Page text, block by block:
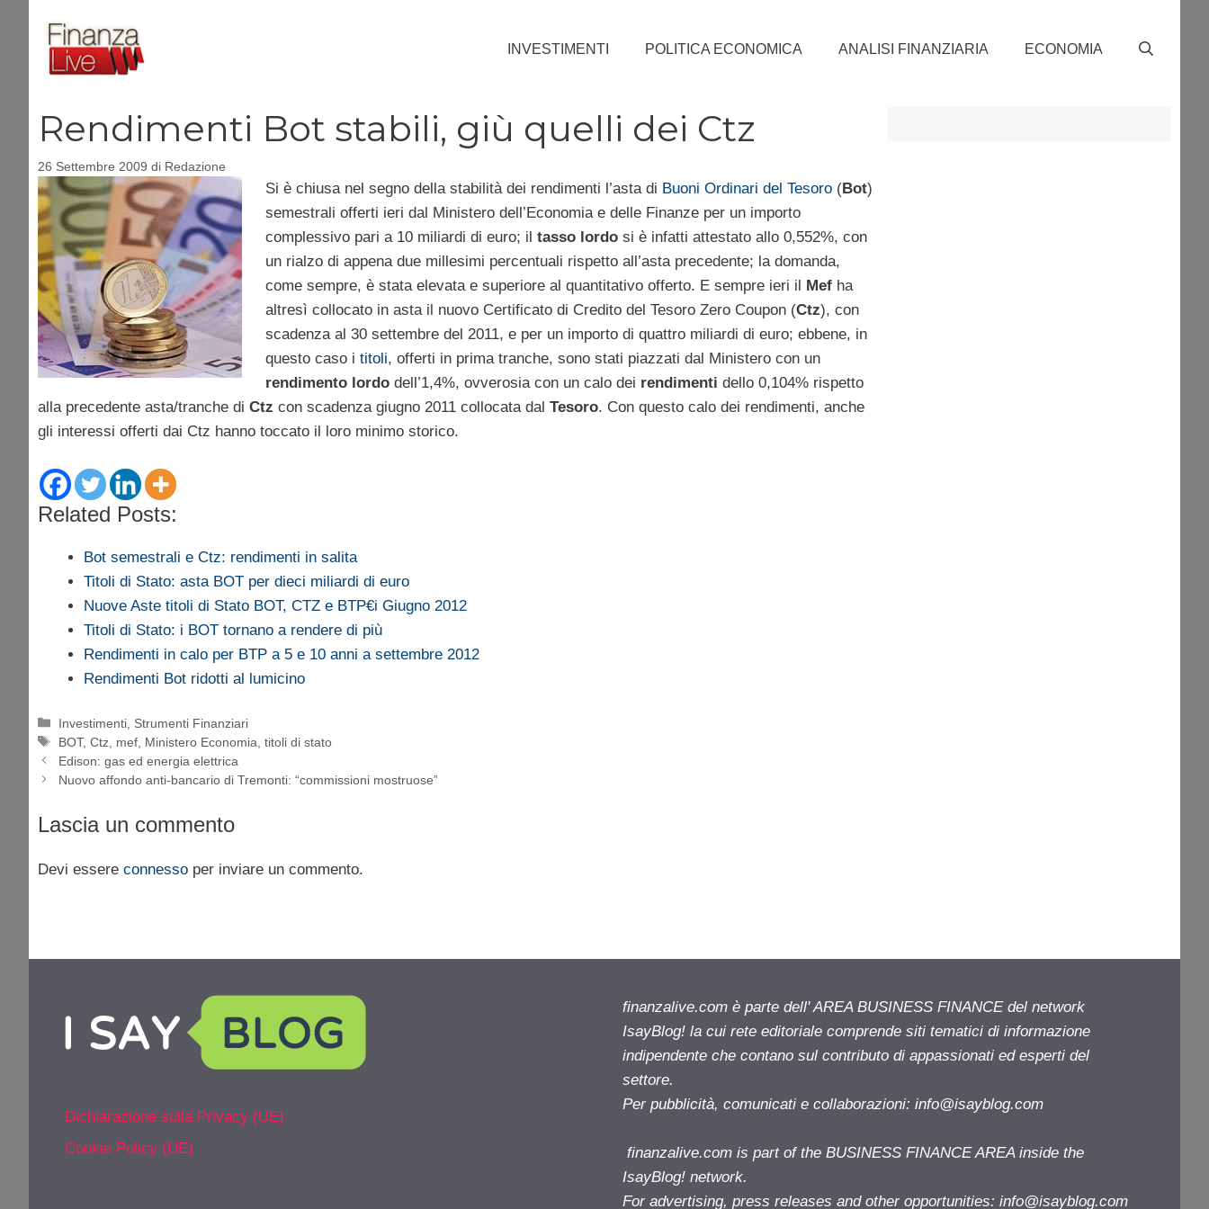
contenuto
INVESTIMENTI POLITICA ECONOMICA ANALISI FINANZIARIA ECONOMIA
Rendimenti Bot stabili, giù quelli dei Ctz
26 Settembre 2009 di Redazione
Si è chiusa nel segno della stabilità dei rendimenti l’asta di Buoni Ordinari del Tesoro(Bot)
semestrali offerti ieri dal Ministero dell’Economia e delle Finanze per un importo
complessivo pari a 10 miliardi di euro; il tasso lordosi è infatti attestato allo 0,552%, con
un rialzo di appena due millesimi percentuali rispetto all’asta precedente; la domanda,
come sempre, è stata elevata e superiore al quantitativo offerto. E sempre ieri il Mef ha
altresì collocato in asta il nuovo Certificato di Credito del Tesoro Zero Coupon (Ctz), con
scadenza al 30 settembre del 2011, e per un importo di quattro miliardi di euro; ebbene, in
questo caso i titoli, offerti in prima tranche, sono stati piazzati dal Ministero con un
rendimento lordodell’1,4%, ovverosia con un calo dei rendimenti dello 0,104% rispetto
alla precedente asta/tranche di Ctz con scadenza giugno 2011 collocata dal Tesoro. Con questo calo dei rendimenti, anche
gli interessi offerti dai Ctz hanno toccato il loro minimo storico.
Related Posts:
Bot semestrali e Ctz: rendimenti in salita
Titoli di Stato: asta BOT per dieci miliardi di euro
Nuove Aste titoli di Stato BOT, CTZ e BTP€i Giugno 2012
Titoli di Stato: i BOT tornano a rendere di più
Rendimenti in calo per BTP a 5 e 10 anni a settembre 2012
Rendimenti Bot ridotti al lumicino
Categorie
Investimenti Strumenti Finanziari
Tag
BOT,Ctz mef Ministero Economia ,titoli di stato
Edison: gas ed energia elettrica
Nuovo affondo anti-bancario di Tremonti: “commissioni mostruose”
Lascia un commento
Devi essere connesso per inviare un commento.
Dichiarazione sulla Privacy (UE)
Cookie Policy (UE)
finanzalive.com è parte dell' AREA BUSINESS FINANCE del network
IsayBlog! la cui rete editoriale comprende siti tematici di informazione
indipendente che contano sul contributo di appassionati ed esperti del
settore.
Per pubblicità, comunicati e collaborazioni: info@isayblog.com
finanzalive.com is part of the BUSINESS FINANCE AREA inside the
IsayBlog! network.
For advertising, press releases and other opportunities: info@isayblog.com